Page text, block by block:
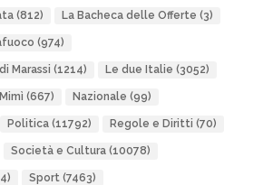
(812) La Bacheca delle Offerte (3)
(974)
Marassi (1214) Le due Italie (3052)
Mimì (667) Nazionale (99)
Politica(11792) Regole e Diritti (70)
Società e Cultura(10078)
Sport(7463)